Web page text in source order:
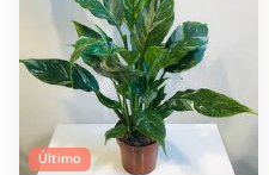
Último